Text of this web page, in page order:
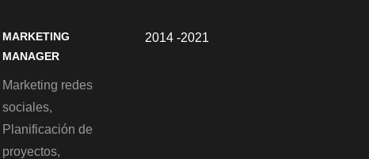
MARKETING
MANAGER
Marketing redes
sociales,
Planificación de
proyectos,
2014 -2021